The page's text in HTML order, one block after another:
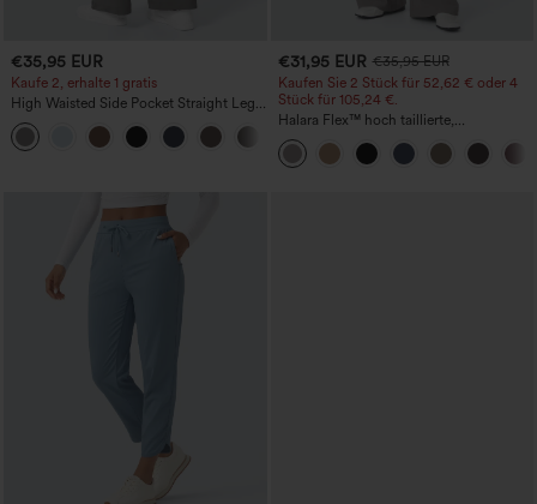
€35,95 EUR
Kaufe 2, erhalte 1 gratis
High Waisted Side Pocket Straight Leg
Work Pants
€31,95 EUR €35,95 EUR
Kaufen Sie 2 Stück für 52,62 € oder 4
Stück für 105,24 €.
Halara Flex™ hoch taillierte,
figurformende Arbeitshose, die die Taille
schmaler wirken lässt, mit Taschen,
weitem Bein und Mikro-Waffelstruktur